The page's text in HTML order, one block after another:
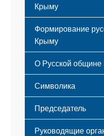
Крыму
Формирование
Крыму
Русский Крым
О Русской
Этапы
Принципы
Структура
Мероприятия
Символика
Флаг
Герб
Гимн
Председатель
Руководящие